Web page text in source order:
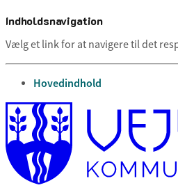
Indholdsnavigation
Vælg et link for at navigere til det
gå til
Hovedindhold